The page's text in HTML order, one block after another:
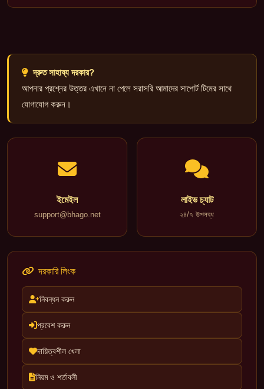
দ্রুত সাহায্য দরকার?
আপনার প্রশ্নের উত্তর এখানে না পেলে সরাসরি আমাদের সাপোর্ট টিমের সাথে
যোগাযোগ করুন।
ইমেইল
support@bhago.net
লাইভ চ্যাট
২৪/৭ উপলব্ধ
দরকারি লিংক
নিবন্ধন করুন
প্রবেশ করুন
দায়িত্বশীল খেলা
নিয়ম ও শর্তাবলী